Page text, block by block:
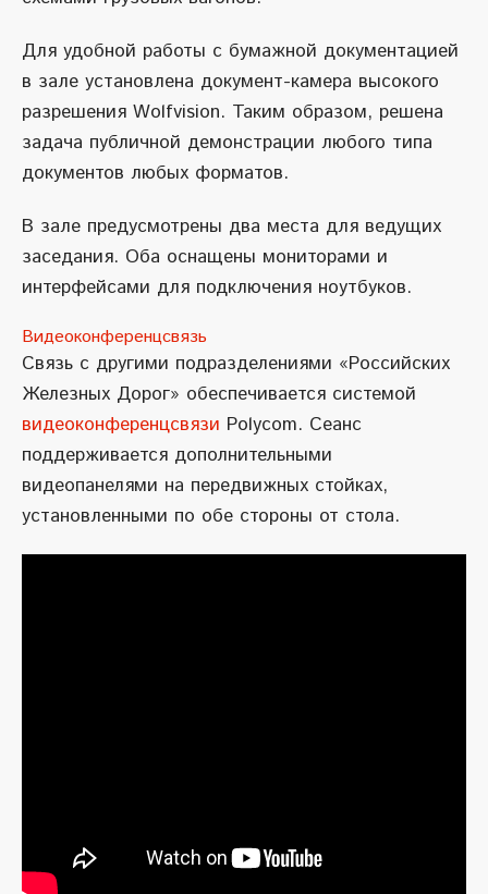
Для удобной работы с бумажной документацией
в зале установлена документ-камера высокого
разрешения Wolfvision. Таким образом, решена
задача публичной демонстрации любого типа
документов любых форматов.
В зале предусмотрены два места для ведущих
заседания. Оба оснащены мониторами и
интерфейсами для подключения ноутбуков.
Видеоконференцсвязь
Связь с другими подразделениями «Российских
Железных Дорог» обеспечивается системой
видеоконференцсвязи Polycom. Сеанс
поддерживается дополнительными
видеопанелями на передвижных стойках,
установленными по обе стороны от стола.